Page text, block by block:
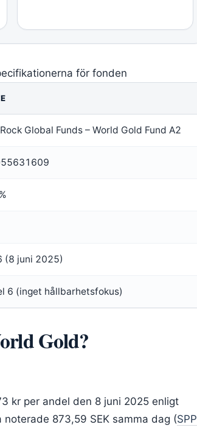
för fonden
Global Funds – World Gold Fund A2
(8 juni 2025)
6 (inget hållbarhetsfokus)
Gold?
kr per andel den 8 juni 2025 enligt
noterade 873,59 SEK samma dag (SPP